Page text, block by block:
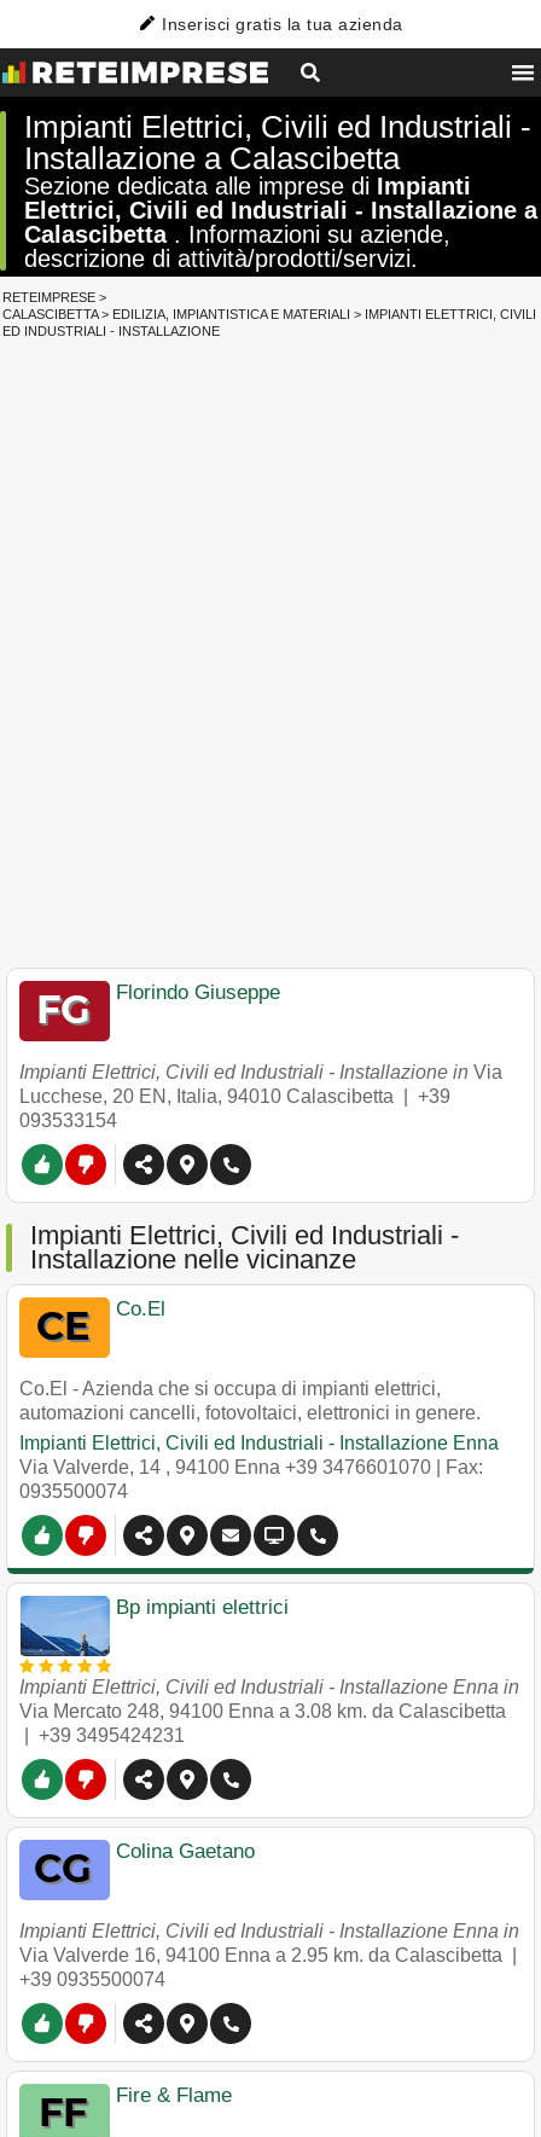
Inserisci gratis la tua azienda
Impianti Elettrici, Civili ed Industriali -
Installazione a Calascibetta
Sezione dedicata alle imprese di Impianti
Elettrici, Civili ed Industriali - Installazione a
Calascibetta. Informazioni su aziende,
descrizione di attività/prodotti/servizi.
RETEIMPRESE >
CALASCIBETTA> EDILIZIA, IMPIANTISTICA E MATERIALI > IMPIANTI ELETTRICI, CIVILI
ED INDUSTRIALI - INSTALLAZIONE
Florindo Giuseppe
Impianti Elettrici, Civili ed Industriali - Installazione in Via
Lucchese, 20 EN, Italia, 94010 Calascibetta
+39
093533154
Impianti Elettrici, Civili ed Industriali -
Installazione nelle vicinanze
Co.El
Co.El - Azienda che si occupa di impianti elettrici,
automazioni cancelli, fotovoltaici, elettronici in genere.
Impianti Elettrici, Civili ed Industriali - Installazione Enna
Via Valverde, 14 , 94100 Enna +39 3476601070 | Fax:
0935500074
Bp impianti elettrici
Impianti Elettrici, Civili ed Industriali - Installazione Enna in
Via Mercato 248, 94100 Enna a 3.08 km. da Calascibetta
+39 3495424231
Colina Gaetano
Impianti Elettrici, Civili ed Industriali - Installazione Enna in
Via Valverde 16, 94100 Enna a 2.95 km. da Calascibetta |
+39 0935500074
Fire & Flame